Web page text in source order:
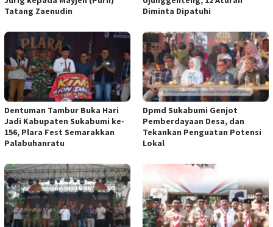
Tatang Zaenudin
Diminta Dipatuhi
Dentuman Tambur Buka Hari
Jadi Kabupaten Sukabumi ke-
156, Plara Fest Semarakkan
Palabuhanratu
Dpmd Sukabumi Genjot
Pemberdayaan Desa, dan
Tekankan Penguatan Potensi
Lokal